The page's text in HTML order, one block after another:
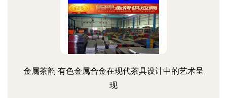
金属茶韵 有色金属合金在现代茶具设计中的艺术呈
现